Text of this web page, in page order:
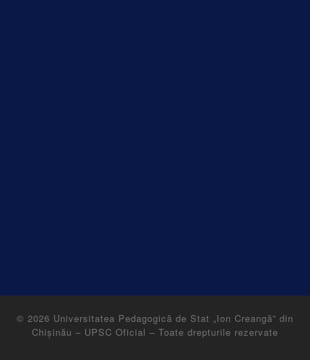
© 2026 Universitatea Pedagogică de Stat „Ion Creangă” din
Chișinău – UPSC Oficial – Toate drepturile rezervate